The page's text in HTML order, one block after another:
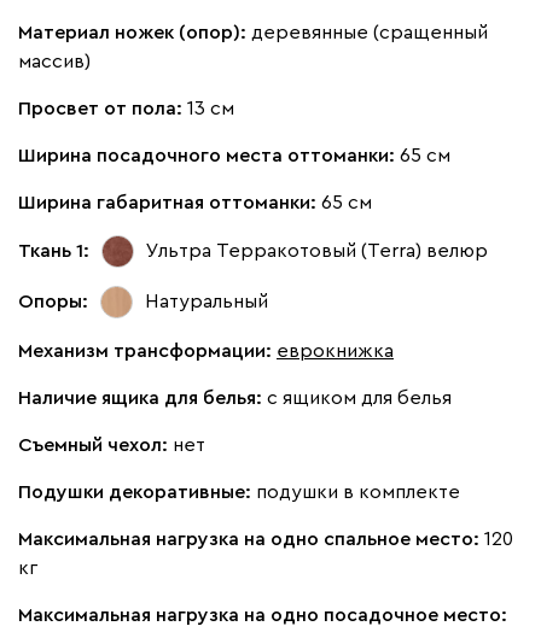
Материал ножек (опор): деревянные (сращенный
массив)
Просвет от пола: 13 см
Ширина посадочного места оттоманки: 65 см
Ширина габаритная оттоманки: 65 см
Ткань 1: Ультра Терракотовый (Terra) велюр
Опоры: Натуральный
Механизм трансформации: еврокнижка
Наличие ящика для белья: с ящиком для белья
Съемный чехол: нет
Подушки декоративные: подушки в комплекте
Максимальная нагрузка на одно спальное место: 120
кг
Максимальная нагрузка на одно посадочное место: